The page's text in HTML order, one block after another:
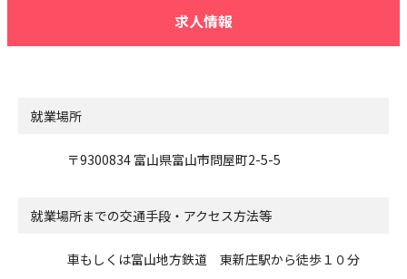
求人情報
就業場所
〒9300834 富山県富山市問屋町2-5-5
就業場所までの交通手段・アクセス方法等
車もしくは富山地方鉄道 東新庄駅から徒歩１０分